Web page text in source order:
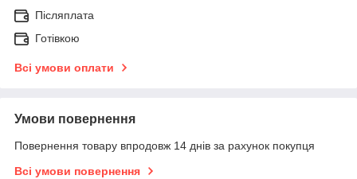
Післяплата
Готівкою
Всі умови оплати
Умови повернення
Повернення товару впродовж 14 днів за рахунок покупця
Всі умови повернення